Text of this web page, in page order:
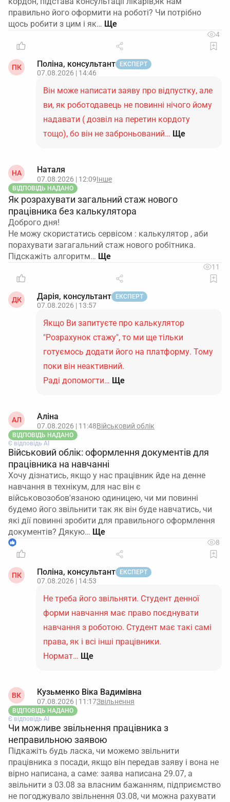
правильно його оформити на роботі? Чи потрібно
щось робити з цим і як…
4
ПК Поліна, консультант ЕКСПЕРТ
07.08.2026 | 14:46
Він може написати заяву про відпустку, але
ви, як роботодавець не повинні нічого йому
надавати ( дозвіл на перетин кордоту
тощо), бо він не заброньований… Ще
НА Наталя
07.08.2026 | 12:09Інше
ВІДПОВІДЬ НАДАНО
Як розрахувати загальний стаж нового
працівника без калькулятора
Доброго дня!
Не можу скористатись сервісом : калькулятор , аби
порахувати загагальний стаж нового робітника.
Підскажіть алгоритм…
11
ДК Дарія, консультант ЕКСПЕРТ
07.08.2026 | 13:57
Якщо Ви запитуєте про калькулятор
"Розрахунок стажу", то ми ще тільки
готуємось додати його на платформу. Тому
поки він неактивний.
Раді допомогти… Ще
АЛ Аліна
07.08.2026 | 11:48Військовий облік
ВІДПОВІДЬ НАДАНО
Є відповідь АІ
Військовий облік: оформлення документів для
працівника на навчанні
Хочу дізнатись, якщо у нас працівник йде на денне
навчання в технікум, для нас він є
військовозобов'язаною одиницею, чи ми повинні
будемо його звільнити так як він буде навчатись, чи
які дії повинні зробити для правильного оформлення
документів? Дякую…
1 8
ПК Поліна, консультант ЕКСПЕРТ
07.08.2026 | 14:53
Не треба його звільняти. Студент денної
форми навчання має право поєднувати
навчання з роботою. Студент має такі самі
права, як і всі інші працівники.
Нормат… Ще
ВК Кузьменко Віка Вадимівна
07.08.2026 | 11:17Звільнення
ВІДПОВІДЬ НАДАНО
Є відповідь АІ
Чи можливе звільнення працівника з
неправильною заявою
Підкажіть будь ласка, чи можемо звільнити
працівника з посади, якщо він передав заяву і вона не
вірно написана, а саме: заява написана 29.07, а
звільнити з 03.08 за власним бажанням, підприємство
не погоджувало звільнення 03.08, чи можна рахувати